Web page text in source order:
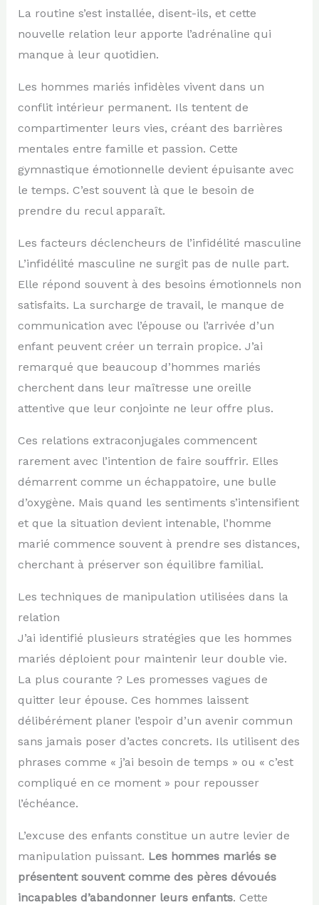
La routine s’est installée, disent-ils, et cette
nouvelle relation leur apporte l’adrénaline qui
manque à leur quotidien.
Les hommes mariés infidèles vivent dans un
conflit intérieur permanent. Ils tentent de
compartimenter leurs vies, créant des barrières
mentales entre famille et passion. Cette
gymnastique émotionnelle devient épuisante avec
le temps. C’est souvent là que le besoin de
prendre du recul apparaît.
Les facteurs déclencheurs de l’infidélité masculine
L’infidélité masculine ne surgit pas de nulle part.
Elle répond souvent à des besoins émotionnels non
satisfaits. La surcharge de travail, le manque de
communication avec l’épouse ou l’arrivée d’un
enfant peuvent créer un terrain propice. J’ai
remarqué que beaucoup d’hommes mariés
cherchent dans leur maîtresse une oreille
attentive que leur conjointe ne leur offre plus.
Ces relations extraconjugales commencent
rarement avec l’intention de faire souffrir. Elles
démarrent comme un échappatoire, une bulle
d’oxygène. Mais quand les sentiments s’intensifient
et que la situation devient intenable, l’homme
marié commence souvent à prendre ses distances,
cherchant à préserver son équilibre familial.
Les techniques de manipulation utilisées dans la
relation
J’ai identifié plusieurs stratégies que les hommes
mariés déploient pour maintenir leur double vie.
La plus courante ? Les promesses vagues de
quitter leur épouse. Ces hommes laissent
délibérément planer l’espoir d’un avenir commun
sans jamais poser d’actes concrets. Ils utilisent des
phrases comme « j’ai besoin de temps » ou « c’est
compliqué en ce moment » pour repousser
l’échéance.
L’excuse des enfants constitue un autre levier de
manipulation puissant. Les hommes mariés se
présentent souvent comme des pères dévoués
incapables d’abandonner leurs enfants. Cette